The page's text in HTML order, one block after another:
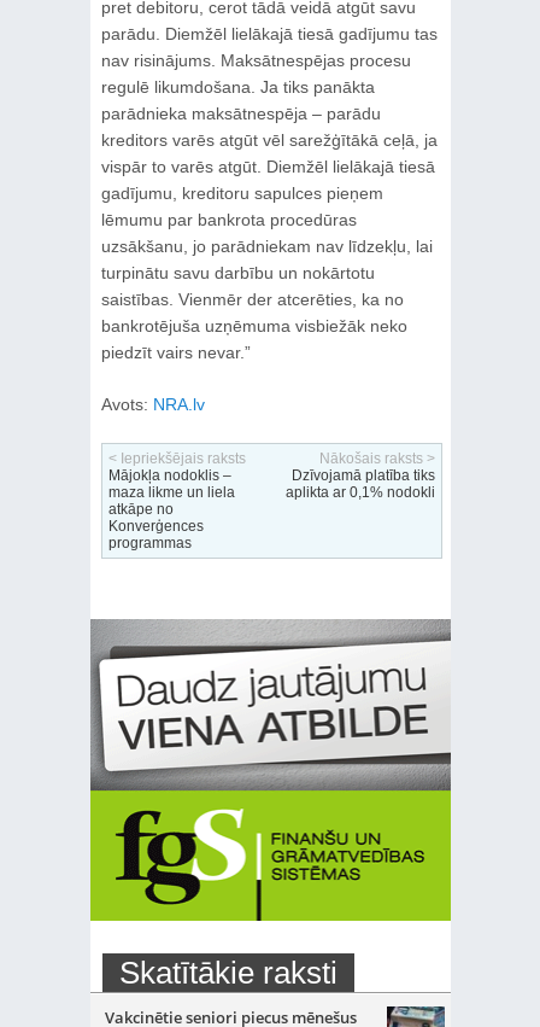
pret debitoru, cerot tādā veidā atgūt savu
parādu. Diemžēl lielākajā tiesā gadījumu tas
nav risinājums. Maksātnespējas procesu
regulē likumdošana. Ja tiks panākta
parādnieka maksātnespēja – parādu
kreditors varēs atgūt vēl sarežģītākā ceļā, ja
vispār to varēs atgūt. Diemžēl lielākajā tiesā
gadījumu, kreditoru sapulces pieņem
lēmumu par bankrota procedūras
uzsākšanu, jo parādniekam nav līdzekļu, lai
turpinātu savu darbību un nokārtotu
saistības. Vienmēr der atcerēties, ka no
bankrotējuša uzņēmuma visbiežāk neko
piedzīt vairs nevar.”
Avots: NRA.lv
< Iepriekšējais raksts
Mājokļa nodoklis –
maza likme un liela
atkāpe no
Konverģences
programmas
Nākošais raksts >
Dzīvojamā platība tiks
aplikta ar 0,1% nodokli
Skatītākie raksti
Vakcinētie seniori piecus mēnešus